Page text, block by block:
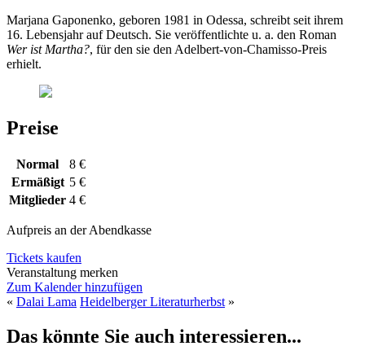
Marjana Gaponenko, geboren 1981 in Odessa, schreibt seit ihrem
16. Lebensjahr auf Deutsch. Sie veröffentlichte u. a. den Roman
Wer ist Martha?, für den sie den Adelbert-von-Chamisso-Preis
erhielt.
Preise
Normal
8 €
Ermäßigt 5 €
Mitglieder 4 €
Aufpreis an der Abendkasse
Tickets kaufen
Veranstaltung merken
Zum Kalender hinzufügen
« Dalai Lama Heidelberger Literaturherbst»
Das könnte Sie auch interessieren...